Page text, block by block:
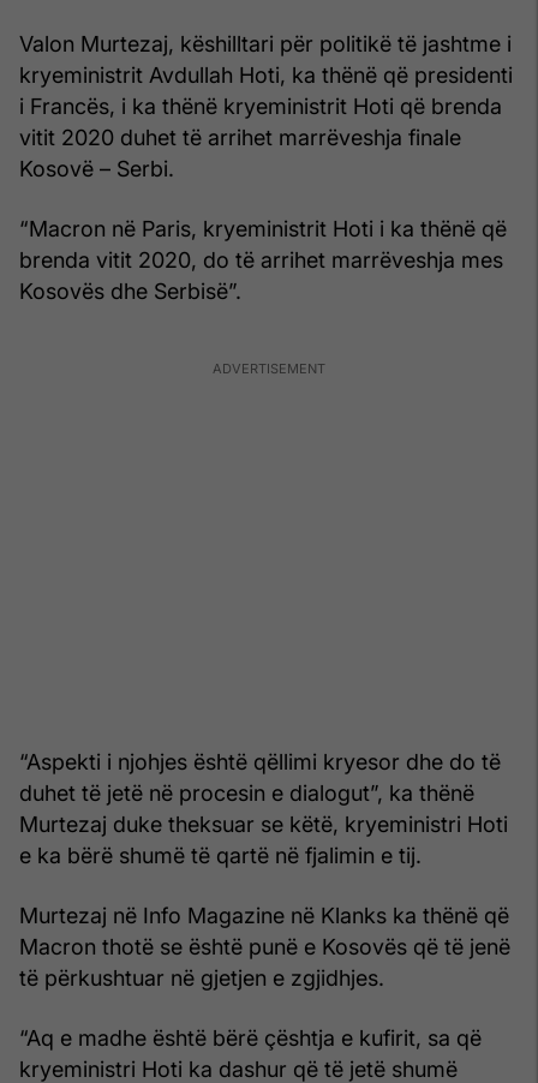
Valon Murtezaj, këshilltari për politikë të jashtme i
kryeministrit Avdullah Hoti, ka thënë që presidenti
i Francës, i ka thënë kryeministrit Hoti që brenda
vitit 2020 duhet të arrihet marrëveshja finale
Kosovë – Serbi.
“Macron në Paris, kryeministrit Hoti i ka thënë që
brenda vitit 2020, do të arrihet marrëveshja mes
Kosovës dhe Serbisë”.
“Aspekti i njohjes është qëllimi kryesor dhe do të
duhet të jetë në procesin e dialogut”, ka thënë
Murtezaj duke theksuar se këtë, kryeministri Hoti
e ka bërë shumë të qartë në fjalimin e tij.
Murtezaj në Info Magazine në Klanks ka thënë që
Macron thotë se është punë e Kosovës që të jenë
të përkushtuar në gjetjen e zgjidhjes.
“Aq e madhe është bërë çështja e kufirit, sa që
kryeministri Hoti ka dashur që të jetë shumë